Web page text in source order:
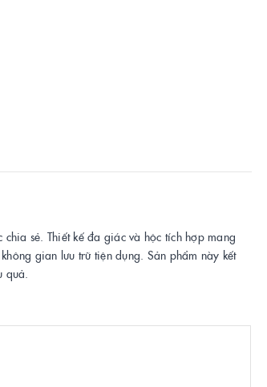
sẻ. Thiết kế đa giác và hộc tích hợp mang
gian lưu trữ tiện dụng. Sản phẩm này kết